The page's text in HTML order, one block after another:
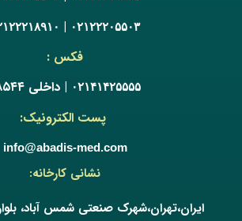
۰۲۱۲۲۲۰۵۵۰۳ |
فکس :
۰۲۱۴۱۴۲۵۵۵۵ | داخلی ۲۸۵۴۴
پست الکترونیک:
info@abadis-med.com
نشانی کارخانه:
ایران،تهران،شهرک صنعتی شمس آباد،